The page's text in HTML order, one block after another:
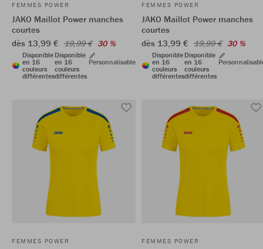
FEMMES POWER
JAKO Maillot Power manches
courtes
dès 13,99 € 19,99 € 30 %
Disponible
en 16
couleurs
différentes
Disponible
en 16
couleurs
différentes
Personnalisable
FEMMES POWER
JAKO Maillot Power manches
courtes
dès 13,99 € 19,99 € 30 %
Disponible
en 16
couleurs
différentes
Disponible
en 16
couleurs
différentes
FEMMES POWER FEMMES POWER